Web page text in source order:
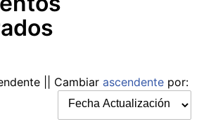
|| Cambiar ascendente por: